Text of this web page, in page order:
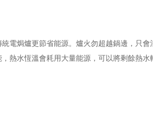
電焗爐更節省能源。爐火勿超越鍋邊，只
熱水恆溫會耗用大量能源，可以將剩餘熱水